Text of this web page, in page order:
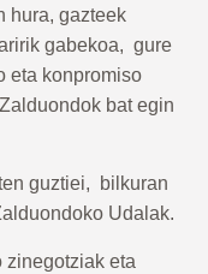
hura, gazteek
gabekoa, gure
eta konpromiso
bat egin
guztiei, bilkuran
Udalak.
zinegotziak eta